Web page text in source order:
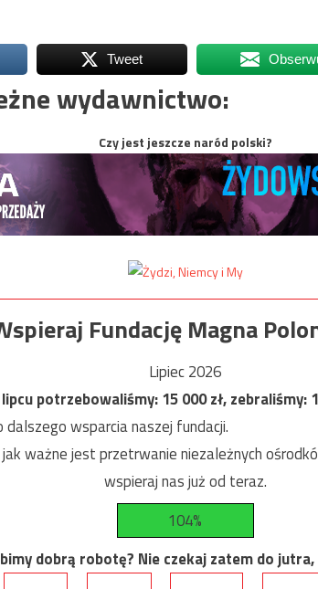
Tweet
wydawnictwo:
Czy jest jeszcze naród polski?
Fundację Magna
Lipiec 2026
potrzebowaliśmy:15 000zł, zebraliśmy:
dalszego wsparcia naszej fundacji.
ważne jest przetrwanie niezależnych
wspieraj nas już od teraz.
104%
dobrą robotę? Nie czekaj zatem do